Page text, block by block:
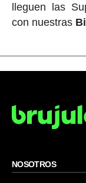
lleguen las
con nuestras
NOSOTROS